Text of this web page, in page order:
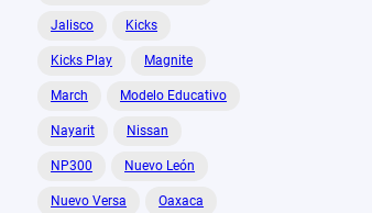
Jalisco Kicks
Kicks Play Magnite
March Modelo Educativo
Nayarit Nissan
NP300 Nuevo León
Nuevo Versa Oaxaca